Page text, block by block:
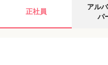
アルバイ
正社員
アル
パ